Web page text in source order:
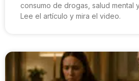
consumo de drogas, salud mental
Lee el artículo y mira el video.